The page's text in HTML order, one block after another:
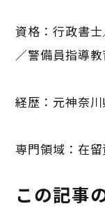
資格：行政書
／警備員指導
経歴：元神奈
専門領域：在
この記事